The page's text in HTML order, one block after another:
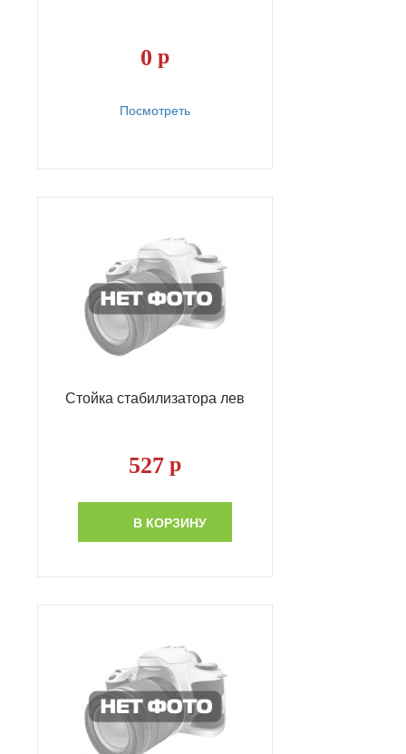
0 р
Посмотреть
Стойка стабилизатора лев
527 р
В КОРЗИНУ